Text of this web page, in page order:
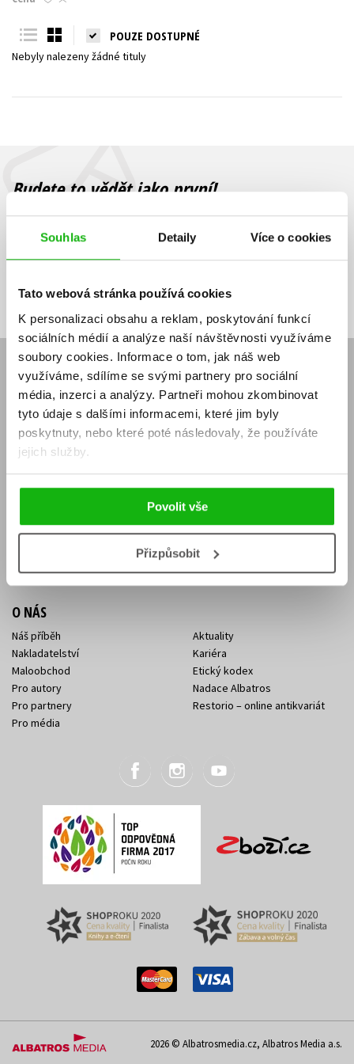
Souhlas Detaily Více o cookies
Tato webová stránka používá cookies
K personalizaci obsahu a reklam, poskytování funkcí
sociálních médií a analýze naší návštěvnosti využíváme
soubory cookies. Informace o tom, jak náš web
využíváme, sdílíme se svými partnery pro sociální
média, inzerci a analýzy. Partneři mohou zkombinovat
tyto údaje s dalšími informacemi, které jim byly
poskytnuty, nebo které poté následovaly, že používáte
jejich služby.
Povolit vše
Přizpůsobit
Young adult (SK)
Všechny tituly
POUZE DOSTUPNÉ
Nebyly nalezeny žádné tituly
Budete to vědět jako první!
Zajímá Vás, jaký knižní hit právě vychází, na jaké zboží je výhodná
sleva, jaká běží soutěž o ceny? Přihlášením k odběru našich e-
souhlasíte se zpracováním osobních údajů
mailová
adresa
mailová
adresa
Vaše e-mailová adresa Přihlásit se
E-SHOP
Aktuality
Naši autoři
Obchodní podmínky
Jak nakoupit
Knižní novinky
Dárkové poukazy
Affiliate program
KONTAKTY
Sídlo společnosti
Kontakty Albatros Media
O NÁS
Náš příběh
Nakladatelství
Maloobchod
Pro autory
Pro partnery
Pro média
Aktuality
Kariéra
Etický kodex
Nadace Albatros
Restorio – online antikvariát
2026 © Albatrosmedia.cz, Albatros Media a.s.